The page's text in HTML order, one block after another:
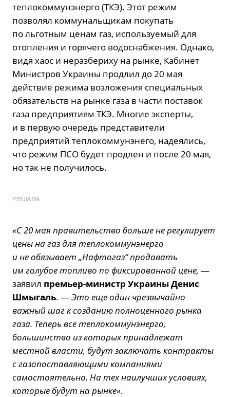
теплокоммунэнерго (ТКЭ). Этот режим
позволял коммунальщикам покупать
по льготным ценам газ, используемый для
отопления и горячего водоснабжения. Однако,
видя хаос и неразбериху на рынке, Кабинет
Министров Украины продлил до 20 мая
действие режима возложения специальных
обязательств на рынке газа в части поставок
газа предприятиям ТКЭ. Многие эксперты,
и в первую очередь представители
предприятий теплокоммунэнего, надеялись,
что режим ПСО будет продлен и после 20 мая,
но так не получилось.
РЕКЛАМА
«С 20 мая правительство больше не регулирует
цены на газ для теплокоммунэнерго
и не обязывает „Нафтогаз“ продавать
им голубое топливо по фиксированной цене, —
заявил премьер-министр Украины Денис
Шмыгаль. —Это еще один чрезвычайно
важный шаг к созданию полноценного рынка
газа. Теперь все теплокоммунэнерго,
большинство из которых принадлежат
местной власти, будут заключать контракты
с газопоставляющими компаниями
самостоятельно. На тех наилучших условиях,
которые будут на рынке».